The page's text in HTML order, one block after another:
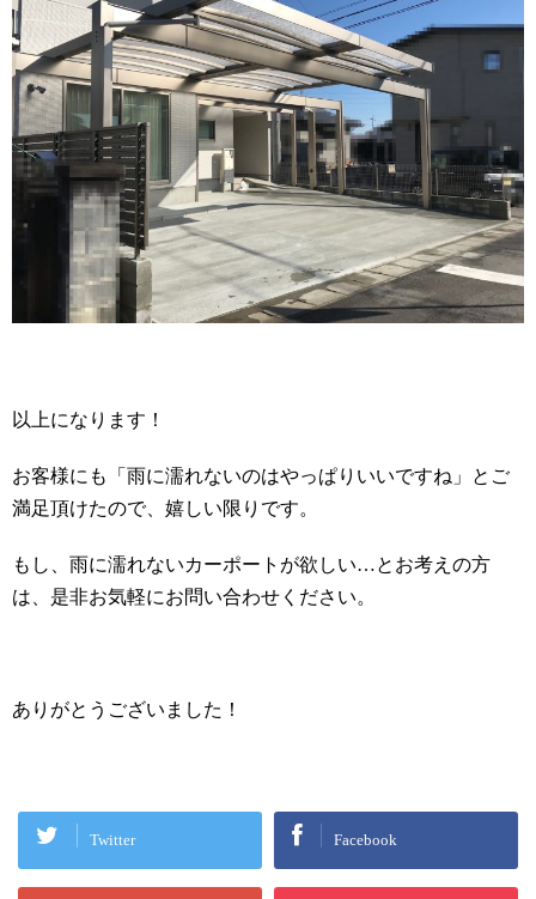
以上になります！
お客様にも「雨に濡れないのはやっぱりいいですね」とご
満足頂けたので、嬉しい限りです。
もし、雨に濡れないカーポートが欲しい…とお考えの方
は、是非お気軽にお問い合わせください。
ありがとうございました！
Twitter Facebook